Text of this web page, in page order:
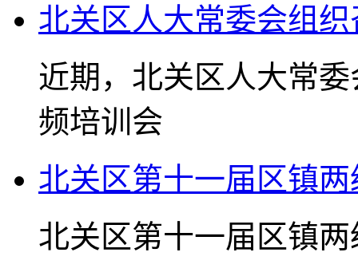
北关区人大常委会组
近期，北关区人大常
频培训会
北关区第十一届区镇
北关区第十一届区镇